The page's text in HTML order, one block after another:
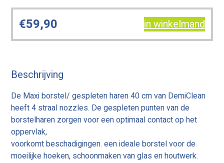
€59,90 in winkelmand
Beschrijving
De Maxi borstel/ gespleten haren 40 cm van DemiClean
heeft 4 straal nozzles. De gespleten punten van de
borstelharen zorgen voor een optimaal contact op het
oppervlak,
voorkomt beschadigingen. een ideale borstel voor de
moeilijke hoeken, schoonmaken van glas en houtwerk.